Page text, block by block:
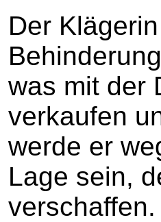
Der
was mit der
verkaufen
werde er
Lage sein,
verschaffen.